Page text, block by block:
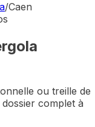
/Caen
ou treille de
complet à